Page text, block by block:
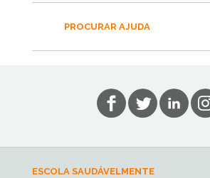
PROCURAR AJUDA
ESCOLA SAUDÁVELMENTE